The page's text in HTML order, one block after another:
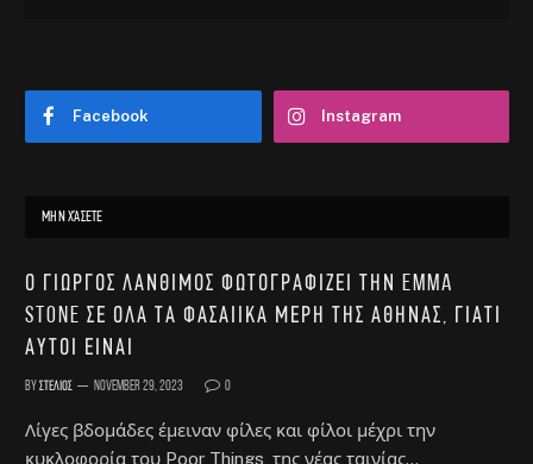
Facebook Instagram
ΜΗΝ ΧΆΣΕΤΕ
Ο Γιώργος Λάνθιμος φωτογραφίζει την Emma
Stone σε όλα τα φασαίικα μέρη της Αθήνας, γιατί
αυτοί είναι
ByΣτέλιος November 29, 2023 0
Λίγες βδομάδες έμειναν φίλες και φίλοι μέχρι την
κυκλοφορία του Poor Things, της νέας ταινίας…